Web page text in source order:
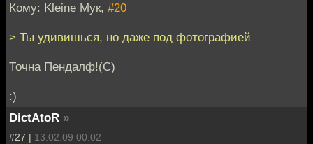
Кому: Kleine Мук, #20
> Ты удивишься, но даже под фотографией
Точна Пендалф!(С)
:)
DictAtoR »
#27 | 13.02.09 00:02